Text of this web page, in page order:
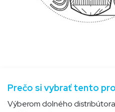
Prečo si vybrať tento
Výberom dolného